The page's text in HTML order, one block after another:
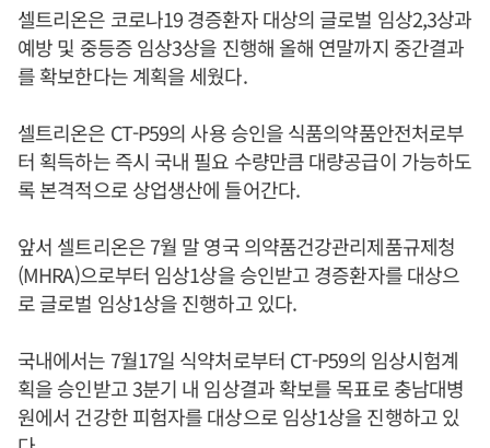
셀트리온은 코로나19 경증환자 대상의 글로벌 임상2,3상과
예방 및 중등증 임상3상을 진행해 올해 연말까지 중간결과
를 확보한다는 계획을 세웠다.
셀트리온은 CT-P59의 사용 승인을 식품의약품안전처로부
터 획득하는 즉시 국내 필요 수량만큼 대량공급이 가능하도
록 본격적으로 상업생산에 들어간다.
앞서 셀트리온은 7월 말 영국 의약품건강관리제품규제청
(MHRA)으로부터 임상1상을 승인받고 경증환자를 대상으
로 글로벌 임상1상을 진행하고 있다.
국내에서는 7월17일 식약처로부터 CT-P59의 임상시험계
획을 승인받고 3분기 내 임상결과 확보를 목표로 충남대병
원에서 건강한 피험자를 대상으로 임상1상을 진행하고 있